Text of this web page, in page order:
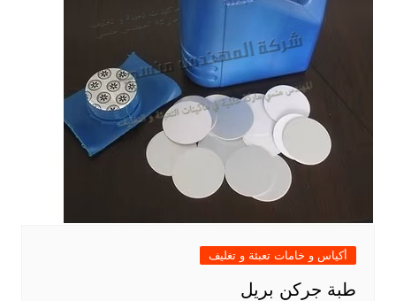
أكياس و خامات تعبئة و تغليف
طبة جركن بريل